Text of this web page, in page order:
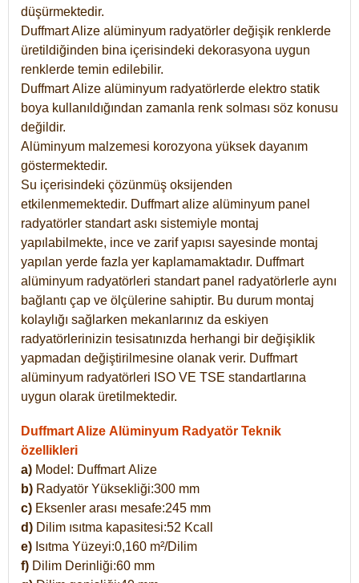
düşürmektedir.
Duffmart Alize alüminyum radyatörler değişik renklerde
üretildiğinden bina içerisindeki dekorasyona uygun
renklerde temin edilebilir.
DuffmartAlize alüminyum radyatörlerde elektro statik
boya kullanıldığından zamanla renk solması söz konusu
değildir.
Alüminyum malzemesi korozyona yüksek dayanım
göstermektedir.
Su içerisindeki çözünmüş oksijenden
etkilenmemektedir. Duffmart alize alüminyum panel
radyatörler standart askı sistemiyle montaj
yapılabilmekte, ince ve zarif yapısı sayesinde montaj
yapılan yerde fazla yer kaplamamaktadır. Duffmart
alüminyum radyatörleri standart panel radyatörlerle aynı
bağlantı çap ve ölçülerine sahiptir. Bu durum montaj
kolaylığı sağlarken mekanlarınız da eskiyen
radyatörlerinizin tesisatınızda herhangi bir değişiklik
yapmadan değiştirilmesine olanak verir. Duffmart
alüminyum radyatörleri ISO VE TSE standartlarına
uygun olarak üretilmektedir.
Duffmart Alize Alüminyum Radyatör Teknik
özellikleri
a) Model: DuffmartAlize
b) Radyatör Yüksekliği:300 mm
c) Eksenler arası mesafe:245 mm
d) Dilim ısıtma kapasitesi:52 Kcall
e) Isıtma Yüzeyi:0,160 m²/Dilim
f) Dilim Derinliği:60 mm